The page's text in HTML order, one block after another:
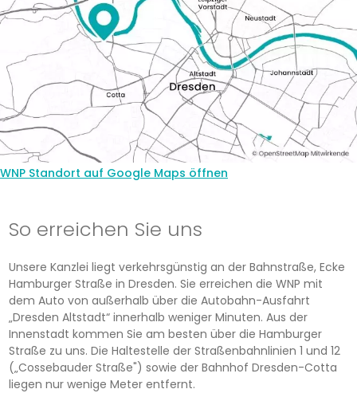
WNP Standort auf Google Maps öffnen
So erreichen Sie uns
Unsere Kanzlei liegt verkehrsgünstig an der Bahnstraße, Ecke
Hamburger Straße in Dresden. Sie erreichen die WNP mit
dem Auto von außerhalb über die Autobahn-Ausfahrt
„Dresden Altstadt“ innerhalb weniger Minuten. Aus der
Innenstadt kommen Sie am besten über die Hamburger
Straße zu uns. Die Haltestelle der Straßenbahnlinien 1 und 12
(„Cossebauder Straße") sowie der Bahnhof Dresden-Cotta
liegen nur wenige Meter entfernt.